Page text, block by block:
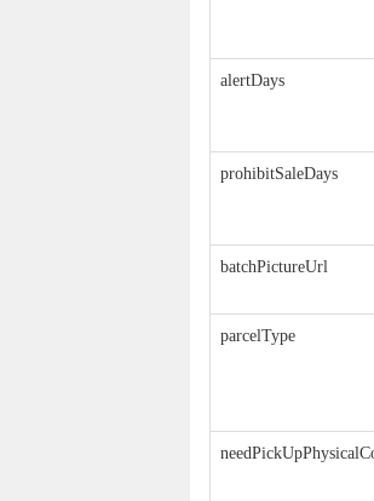
alertDays
prohibitSaleDays
batchPictureUrl
parcelType